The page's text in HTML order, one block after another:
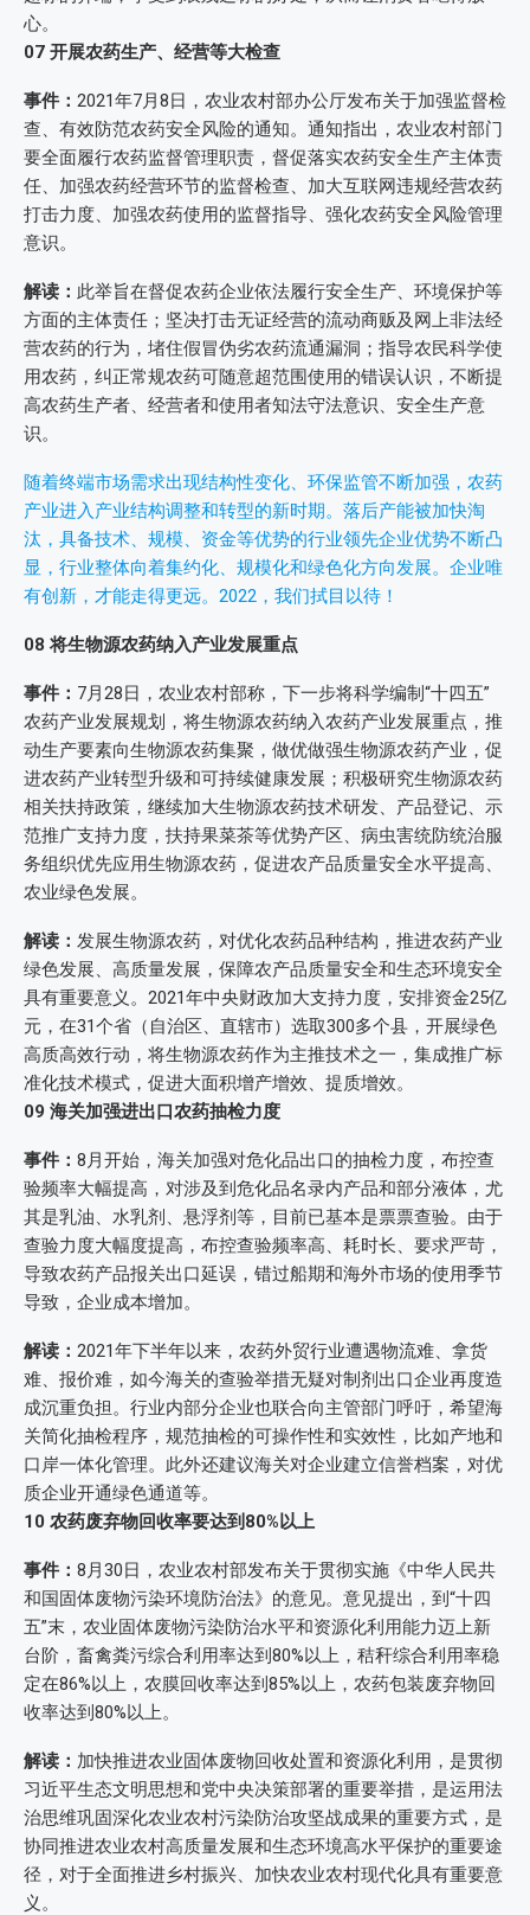
心。
07 开展农药生产、经营等大检查
事件： 2021年7月8日，农业农村部办公厅发布关于加强监督检
查、有效防范农药安全风险的通知。通知指出，农业农村部门
要全面履行农药监督管理职责，督促落实农药安全生产主体责
任、加强农药经营环节的监督检查、加大互联网违规经营农药
打击力度、加强农药使用的监督指导、强化农药安全风险管理
意识。
解读： 此举旨在督促农药企业依法履行安全生产、环境保护等
方面的主体责任；坚决打击无证经营的流动商贩及网上非法经
营农药的行为，堵住假冒伪劣农药流通漏洞；指导农民科学使
用农药，纠正常规农药可随意超范围使用的错误认识，不断提
高农药生产者、经营者和使用者知法守法意识、安全生产意
识。
随着终端市场需求出现结构性变化、环保监管不断加强，农药
产业进入产业结构调整和转型的新时期。落后产能被加快淘
汰，具备技术、规模、资金等优势的行业领先企业优势不断凸
显，行业整体向着集约化、规模化和绿色化方向发展。企业唯
有创新，才能走得更远。2022，我们拭目以待！
08 将生物源农药纳入产业发展重点
事件： 7月28日，农业农村部称，下一步将科学编制“十四五”
农药产业发展规划，将生物源农药纳入农药产业发展重点，推
动生产要素向生物源农药集聚，做优做强生物源农药产业，促
进农药产业转型升级和可持续健康发展；积极研究生物源农药
相关扶持政策，继续加大生物源农药技术研发、产品登记、示
范推广支持力度，扶持果菜茶等优势产区、病虫害统防统治服
务组织优先应用生物源农药，促进农产品质量安全水平提高、
农业绿色发展。
解读： 发展生物源农药，对优化农药品种结构，推进农药产业
绿色发展、高质量发展，保障农产品质量安全和生态环境安全
具有重要意义。2021年中央财政加大支持力度，安排资金25亿
元，在31个省（自治区、直辖市）选取300多个县，开展绿色
高质高效行动，将生物源农药作为主推技术之一，集成推广标
准化技术模式，促进大面积增产增效、提质增效。
09 海关加强进出口农药抽检力度
事件： 8月开始，海关加强对危化品出口的抽检力度，布控查
验频率大幅提高，对涉及到危化品名录内产品和部分液体，尤
其是乳油、水乳剂、悬浮剂等，目前已基本是票票查验。由于
查验力度大幅度提高，布控查验频率高、耗时长、要求严苛，
导致农药产品报关出口延误，错过船期和海外市场的使用季节
导致，企业成本增加。
解读： 2021年下半年以来，农药外贸行业遭遇物流难、拿货
难、报价难，如今海关的查验举措无疑对制剂出口企业再度造
成沉重负担。行业内部分企业也联合向主管部门呼吁，希望海
关简化抽检程序，规范抽检的可操作性和实效性，比如产地和
口岸一体化管理。此外还建议海关对企业建立信誉档案，对优
质企业开通绿色通道等。
10 农药废弃物回收率要达到80%以上
事件： 8月30日，农业农村部发布关于贯彻实施《中华人民共
和国固体废物污染环境防治法》的意见。意见提出，到“十四
五”末，农业固体废物污染防治水平和资源化利用能力迈上新
台阶，畜禽粪污综合利用率达到80%以上，秸秆综合利用率稳
定在86%以上，农膜回收率达到85%以上，农药包装废弃物回
收率达到80%以上。
解读： 加快推进农业固体废物回收处置和资源化利用，是贯彻
习近平生态文明思想和党中央决策部署的重要举措，是运用法
治思维巩固深化农业农村污染防治攻坚战成果的重要方式，是
协同推进农业农村高质量发展和生态环境高水平保护的重要途
径，对于全面推进乡村振兴、加快农业农村现代化具有重要意
义。